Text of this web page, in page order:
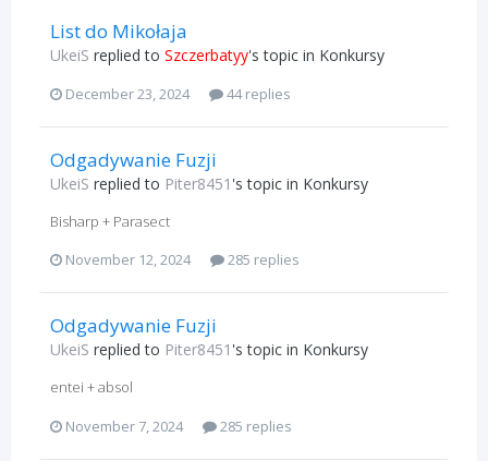
List do Mikołaja
UkeiS replied to Szczerbatyy's topic in Konkursy
December 23, 2024 44 replies
Odgadywanie Fuzji
UkeiS replied to Piter8451 's topic in Konkursy
Bisharp + Parasect
November 12, 2024
285 replies
Odgadywanie Fuzji
UkeiS replied to Piter8451 's topic in Konkursy
entei + absol
November 7, 2024
285 replies